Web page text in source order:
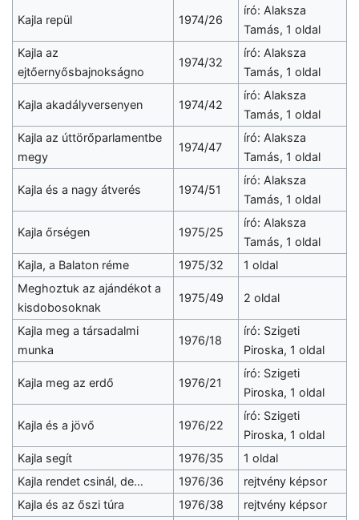
Kajla repül 1974/26
író: Alaksza
Tamás, 1 oldal
Kajla az
ejtőernyősbajnokságno
1974/32
író: Alaksza
Tamás, 1 oldal
Kajla akadályversenyen 1974/42
író: Alaksza
Tamás, 1 oldal
Kajla az úttörőparlamentbe
megy
1974/47
író: Alaksza
Tamás, 1 oldal
Kajla és a nagy átverés 1974/51
író: Alaksza
Tamás, 1 oldal
Kajla őrségen 1975/25
író: Alaksza
Tamás, 1 oldal
Kajla, a Balaton réme
1975/32
1 oldal
Meghoztuk az ajándékot a
kisdobosoknak
1975/49 2 oldal
Kajla meg a társadalmi
munka
1976/18
író: Szigeti
Piroska, 1 oldal
Kajla meg az erdő 1976/21
író: Szigeti
Piroska, 1 oldal
Kajla és a jövő 1976/22
író: Szigeti
Piroska, 1 oldal
Kajla segít
1976/35
1 oldal
Kajla rendet csinál, de…
1976/36
rejtvény képsor
Kajla és az őszi túra
1976/38
rejtvény képsor